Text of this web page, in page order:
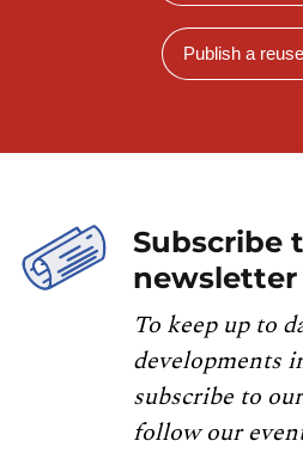
Publish a reuse
Subscribe
newsletter
To keep up to
developments
subscribe to
follow our